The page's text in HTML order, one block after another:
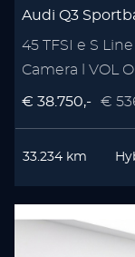
Audi Q3
45 TFSI e S
Camera l VOL
€ 38.750,- €
33.234 km